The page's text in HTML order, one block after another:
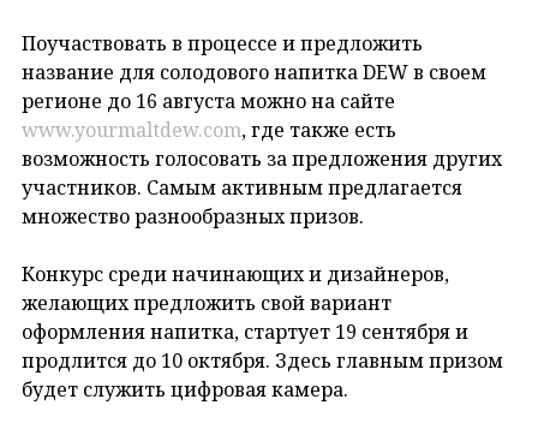
Поучаствовать в процессе и предложить
название для солодового напитка DEW в своем
регионе до 16 августа можно на сайте
www.yourmaltdew.com, где также есть
возможность голосовать за предложения других
участников. Самым активным предлагается
множество разнообразных призов.
Конкурс среди начинающих и дизайнеров,
желающих предложить свой вариант
оформления напитка, стартует 19 сентября и
продлится до 10 октября. Здесь главным призом
будет служить цифровая камера.